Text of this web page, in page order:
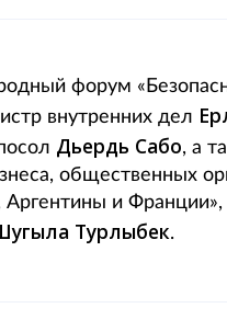
форум
внутренних дел
Дьердь Сабо, а
общественных
и Франции»,
Турлыбек.